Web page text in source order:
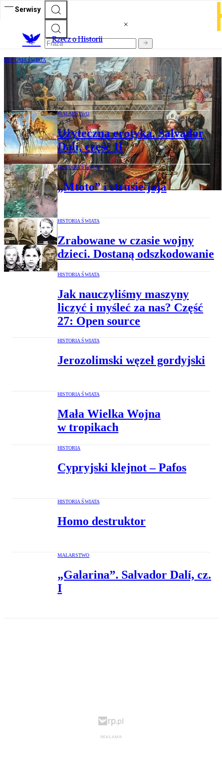
Serwisy
Rzecz o Historii
HISTORIA ŚWIATA
Z Ziemi Świętej nad Bałtyk
MALARSTWO
Użyteczna erotyka. Salvador
Dalí, część II
HISTORIA ŚWIATA
„Mtoto” i strusie jaja
HISTORIA ŚWIATA
Zrabowane w czasie wojny
dzieci. Dostaną odszkodowanie
HISTORIA ŚWIATA
Jak nauczyliśmy maszyny
liczyć i myśleć za nas? Część
27: Open source
HISTORIA ŚWIATA
Jerozolimski węzeł gordyjski
HISTORIA ŚWIATA
Mała Wielka Wojna
w tropikach
HISTORIA
Cypryjski klejnot – Pafos
HISTORIA ŚWIATA
Homo destruktor
MALARSTWO
„Galarina”. Salvador Dalí, cz.
I